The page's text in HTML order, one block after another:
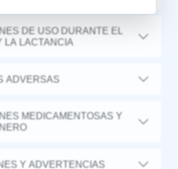
DE USO DURANTE EL
LA LACTANCIA
ADVERSAS
MEDICAMENTOSAS Y
Y ADVERTENCIAS